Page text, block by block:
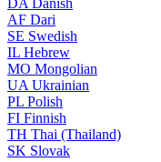
DA Danish
AF Dari
SE Swedish
IL Hebrew
MO Mongolian
UA Ukrainian
PL Polish
FI Finnish
TH Thai (Thailand)
SK Slovak